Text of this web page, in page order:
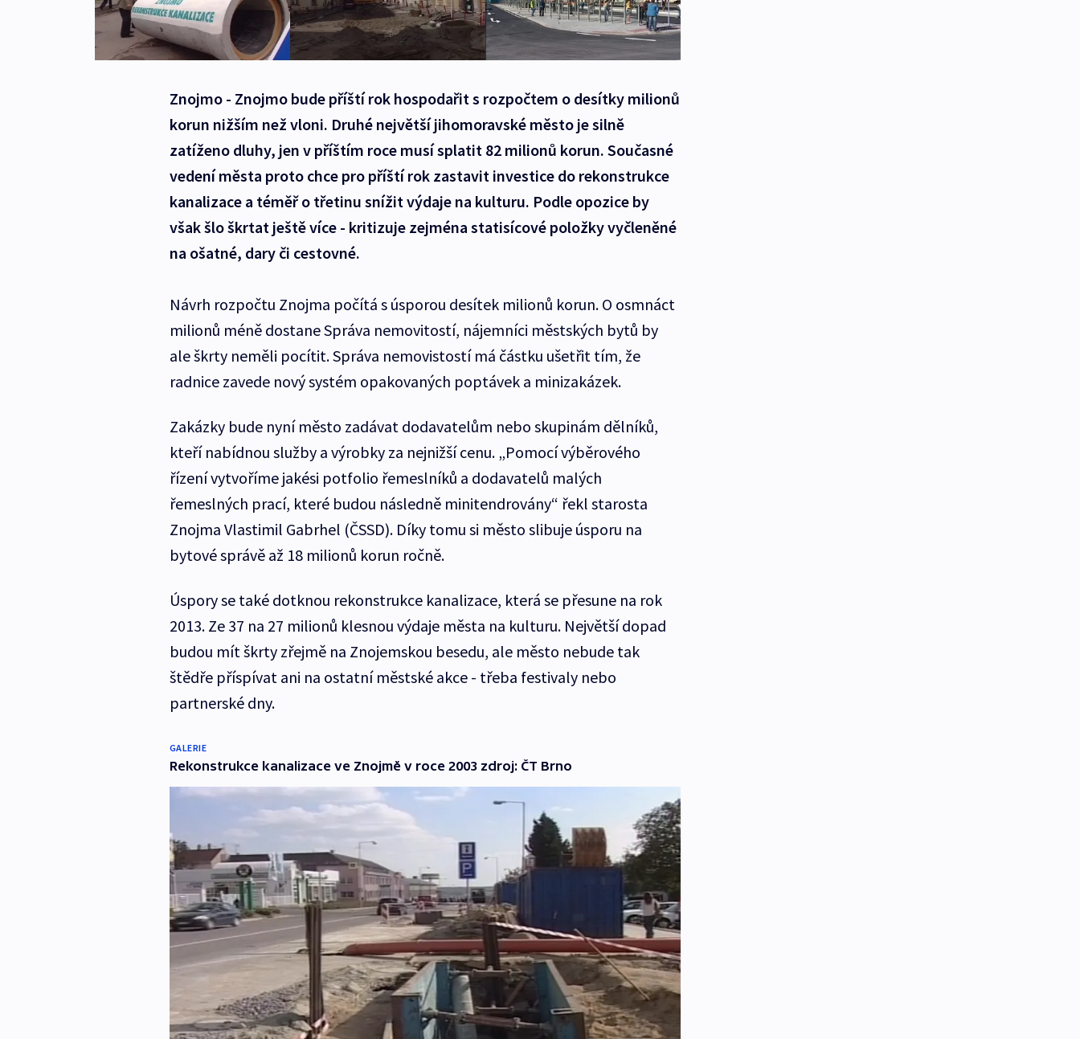
Znojmo - Znojmo bude příští rok hospodařit s rozpočtem o desítky milionů
korun nižším než vloni. Druhé největší jihomoravské město je silně
zatíženo dluhy, jen v příštím roce musí splatit 82 milionů korun. Současné
vedení města proto chce pro příští rok zastavit investice do rekonstrukce
kanalizace a téměř o třetinu snížit výdaje na kulturu. Podle opozice by
však šlo škrtat ještě více - kritizuje zejména statisícové položky vyčleněné
na ošatné, dary či cestovné.
Návrh rozpočtu Znojma počítá s úsporou desítek milionů korun. O osmnáct
milionů méně dostane Správa nemovitostí, nájemníci městských bytů by
ale škrty neměli pocítit. Správa nemovistostí má částku ušetřit tím, že
radnice zavede nový systém opakovaných poptávek a minizakázek.
Zakázky bude nyní město zadávat dodavatelům nebo skupinám dělníků,
kteří nabídnou služby a výrobky za nejnižší cenu. „Pomocí výběrového
řízení vytvoříme jakési potfolio řemeslníků a dodavatelů malých
řemeslných prací, které budou následně minitendrovány“ řekl starosta
Znojma Vlastimil Gabrhel (ČSSD). Díky tomu si město slibuje úsporu na
bytové správě až 18 milionů korun ročně.
Úspory se také dotknou rekonstrukce kanalizace, která se přesune na rok
2013. Ze 37 na 27 milionů klesnou výdaje města na kulturu. Největší dopad
budou mít škrty zřejmě na Znojemskou besedu, ale město nebude tak
štědře příspívat ani na ostatní městské akce - třeba festivaly nebo
partnerské dny.
GALERIE
Rekonstrukce kanalizace ve Znojmě v roce 2003 zdroj: ČT Brno